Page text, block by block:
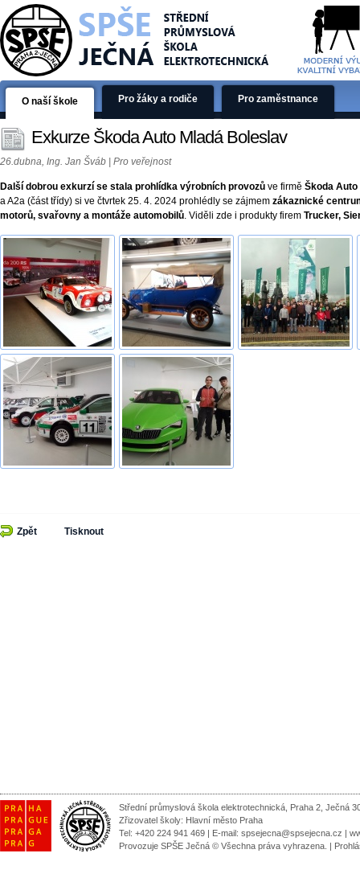
O naší škole Pro žáky a rodiče Pro zaměstnance
Exkurze Škoda Auto Mladá Boleslav
26.dubna, Ing. Jan Šváb | Pro veřejnost
Další dobrou exkurzí se stala prohlídka výrobních provozů ve firmě Škoda Auto
a A2a (část třídy) si ve čtvrtek 25. 4. 2024 prohlédly se zájmem zákaznické
motorů, svařovny a montáže automobilů. Viděli zde i produkty firem Trucker,
Zpět Tisknout
Střední průmyslová škola elektrotechnická, Praha 2, Ječná
Zřizovatel školy: Hlavní město Praha
Tel: +420 224 941 469 | E-mail: spsejecna@spsejecna.cz |
Provozuje SPŠE Ječná © Všechna práva vyhrazena. |